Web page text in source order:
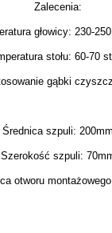
Zalecenia:
głowicy: 230-
stołu: 60-70
gąbki
Średnica szpuli: 200mm
Szerokość szpuli:
otworu